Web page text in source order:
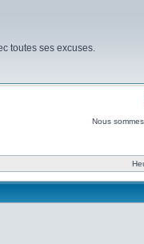
toutes ses excuses.
Nous